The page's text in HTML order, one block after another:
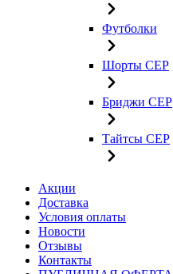
Футболки
Шорты CEP
Бриджи CEP
Тайтсы CEP
Акции
Доставка
Условия оплаты
Новости
Отзывы
Контакты